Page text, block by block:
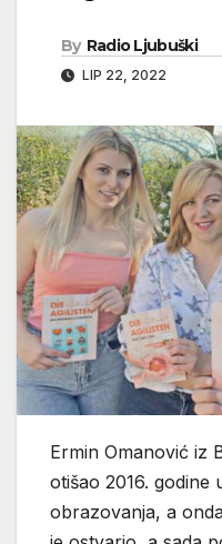
By Radio Ljubuški
LIP 22, 2022
Ermin Omanović iz
otišao 2016. godine
obrazovanja, a